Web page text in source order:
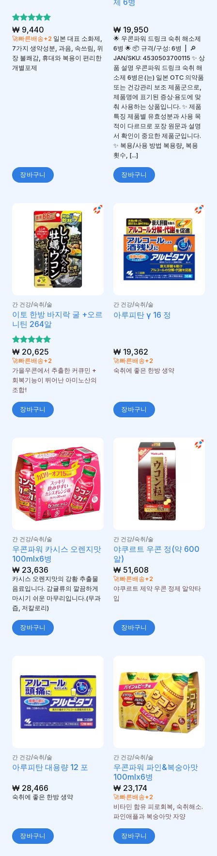
5 중에서
5로 평가
됨
₩9,440
🚀빠른배송+2일본 대표 소화제,
7가지 생약성분, 과음, 속쓰림, 위
장 불쾌감, 휴대와 복용이 편리한
개별포제
장바구니
제 6병
₩19,950
🌟 우콘파워 드링크 숙취 해소제
6병 🌟 📦 규격/구성: 6병 | 🔎
JAN/SKU: 4530503700115 ✨ 상
품 설명 우콘파워 드링크 숙취 해
소제 6병은(는) 일본 OTC 의약품
또는 건강관리 보조 제품군으로,
제품명에 표기된 증상·용도에 맞
춰 사용하는 상품입니다. ✨ 제품
특징 제품별 유효성분과 사용 목
적이 다르므로 포장 원문과 설명
서 확인이 중요한 제품군입니다.
✨ 복용/사용 방법 복용량, 복용
횟수, [...]
장바구니
간 건강/숙취/술
이토 한방 바지락 굴 +오르
니틴 264알
5 중에서
5로 평가
됨
₩20,625
🚀빠른배송+2
가을우콘에서 추출한 커큐민 +
회복기능이 뛰어난 아미노산의
조합!
장바구니
간 건강/숙취/술
아루피탄 γ 16 정
₩19,362
🚀빠른배송+2
숙취에 좋은 한방 생약
장바구니
간 건강/숙취/술
우콘파워 카시스 오렌지맛
100mlx6병
₩23,636
카시스 오렌지맛의 강황 추출물
음료입니다. 감귤류의 깔끔하게
마시기 쉬운 마무리입니다.(무과
즙, 저칼로리)
장바구니
간 건강/숙취/술
야쿠르트 우콘 정(약 600
알)
₩51,608
🚀빠른배송+2
야쿠르트 제약 우콘 정제 알약타
입
장바구니
간 건강/숙취/술
아루피탄 대용량 12 포
₩28,466
숙취에 좋은 한방 생약
장바구니
간 건강/숙취/술
우콘파워 파인&복숭아맛
100mlx6병
₩23,174
🚀빠른배송+2
비타민 함유 피로회복, 숙취해소.
파인애플과 복숭아맛 자양
장바구니